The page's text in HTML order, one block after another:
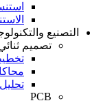
التصنيع
تصميم
تحليل EMC
PCB